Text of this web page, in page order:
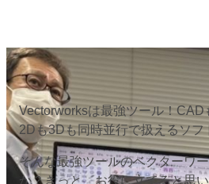
Vectorworksは最強ツール！CAD
2Dも3Dも同時並行で扱えるソフ
そんな最強ツールのベクターワ
か？きっと、お役に立てると思